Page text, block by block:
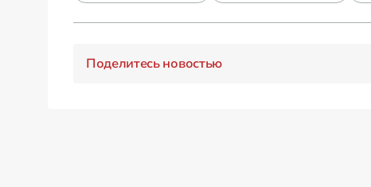
Поделитесь новостью